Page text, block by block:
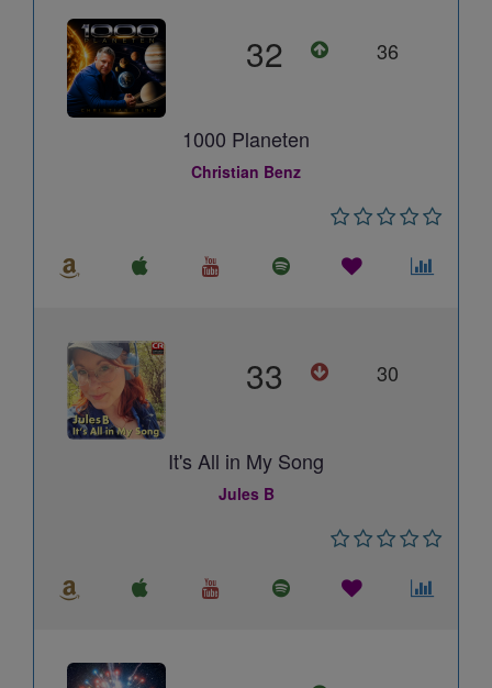
32 36
1000 Planeten
Christian Benz
33 30
It's All in My Song
Jules B